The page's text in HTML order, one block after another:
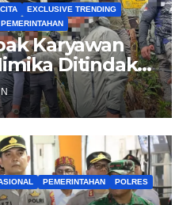
EXCLUSIVE TRENDING
PEMERINTAHAN
Karyawan
Ditindak
2026 di
PEMERINTAHAN
POLRES